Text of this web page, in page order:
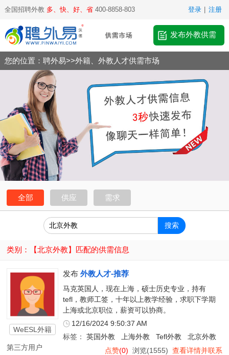
全国招聘外教 多、快、好、省400-8858-803 登录 注册
发布外教供需
您的位置： 聘外易>>外籍、外教人才供需市场
全部 供应 需求
搜索
类别：【北京外教】匹配的供需信息
WeESL外籍
第三方用户
发布 外教人才-推荐
马克英国人，现在上海，硕士历史专业，持有
tefl，教师工签，十年以上教学经验，求职下学期
上海或北京职位，薪资可以协商。
12/16/2024 9:50:37 AM
标签： 英国外教 上海外教 Tefl外教
北京外教
点赞(0) 浏览(1555) 查看详情并联系